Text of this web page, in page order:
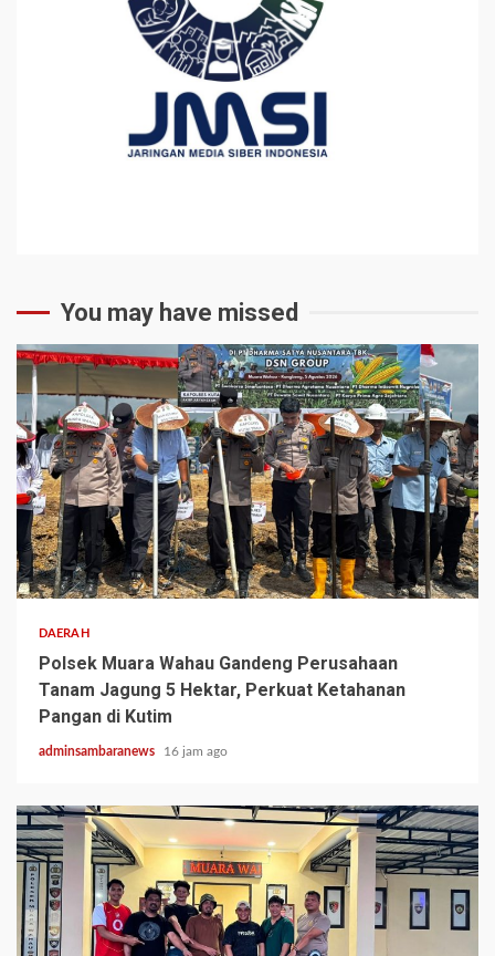
You may have missed
2 min read
DAERAH
Polsek Muara Wahau Gandeng Perusahaan
Tanam Jagung 5 Hektar, Perkuat Ketahanan
Pangan di Kutim
adminsambaranews 16 jam ago